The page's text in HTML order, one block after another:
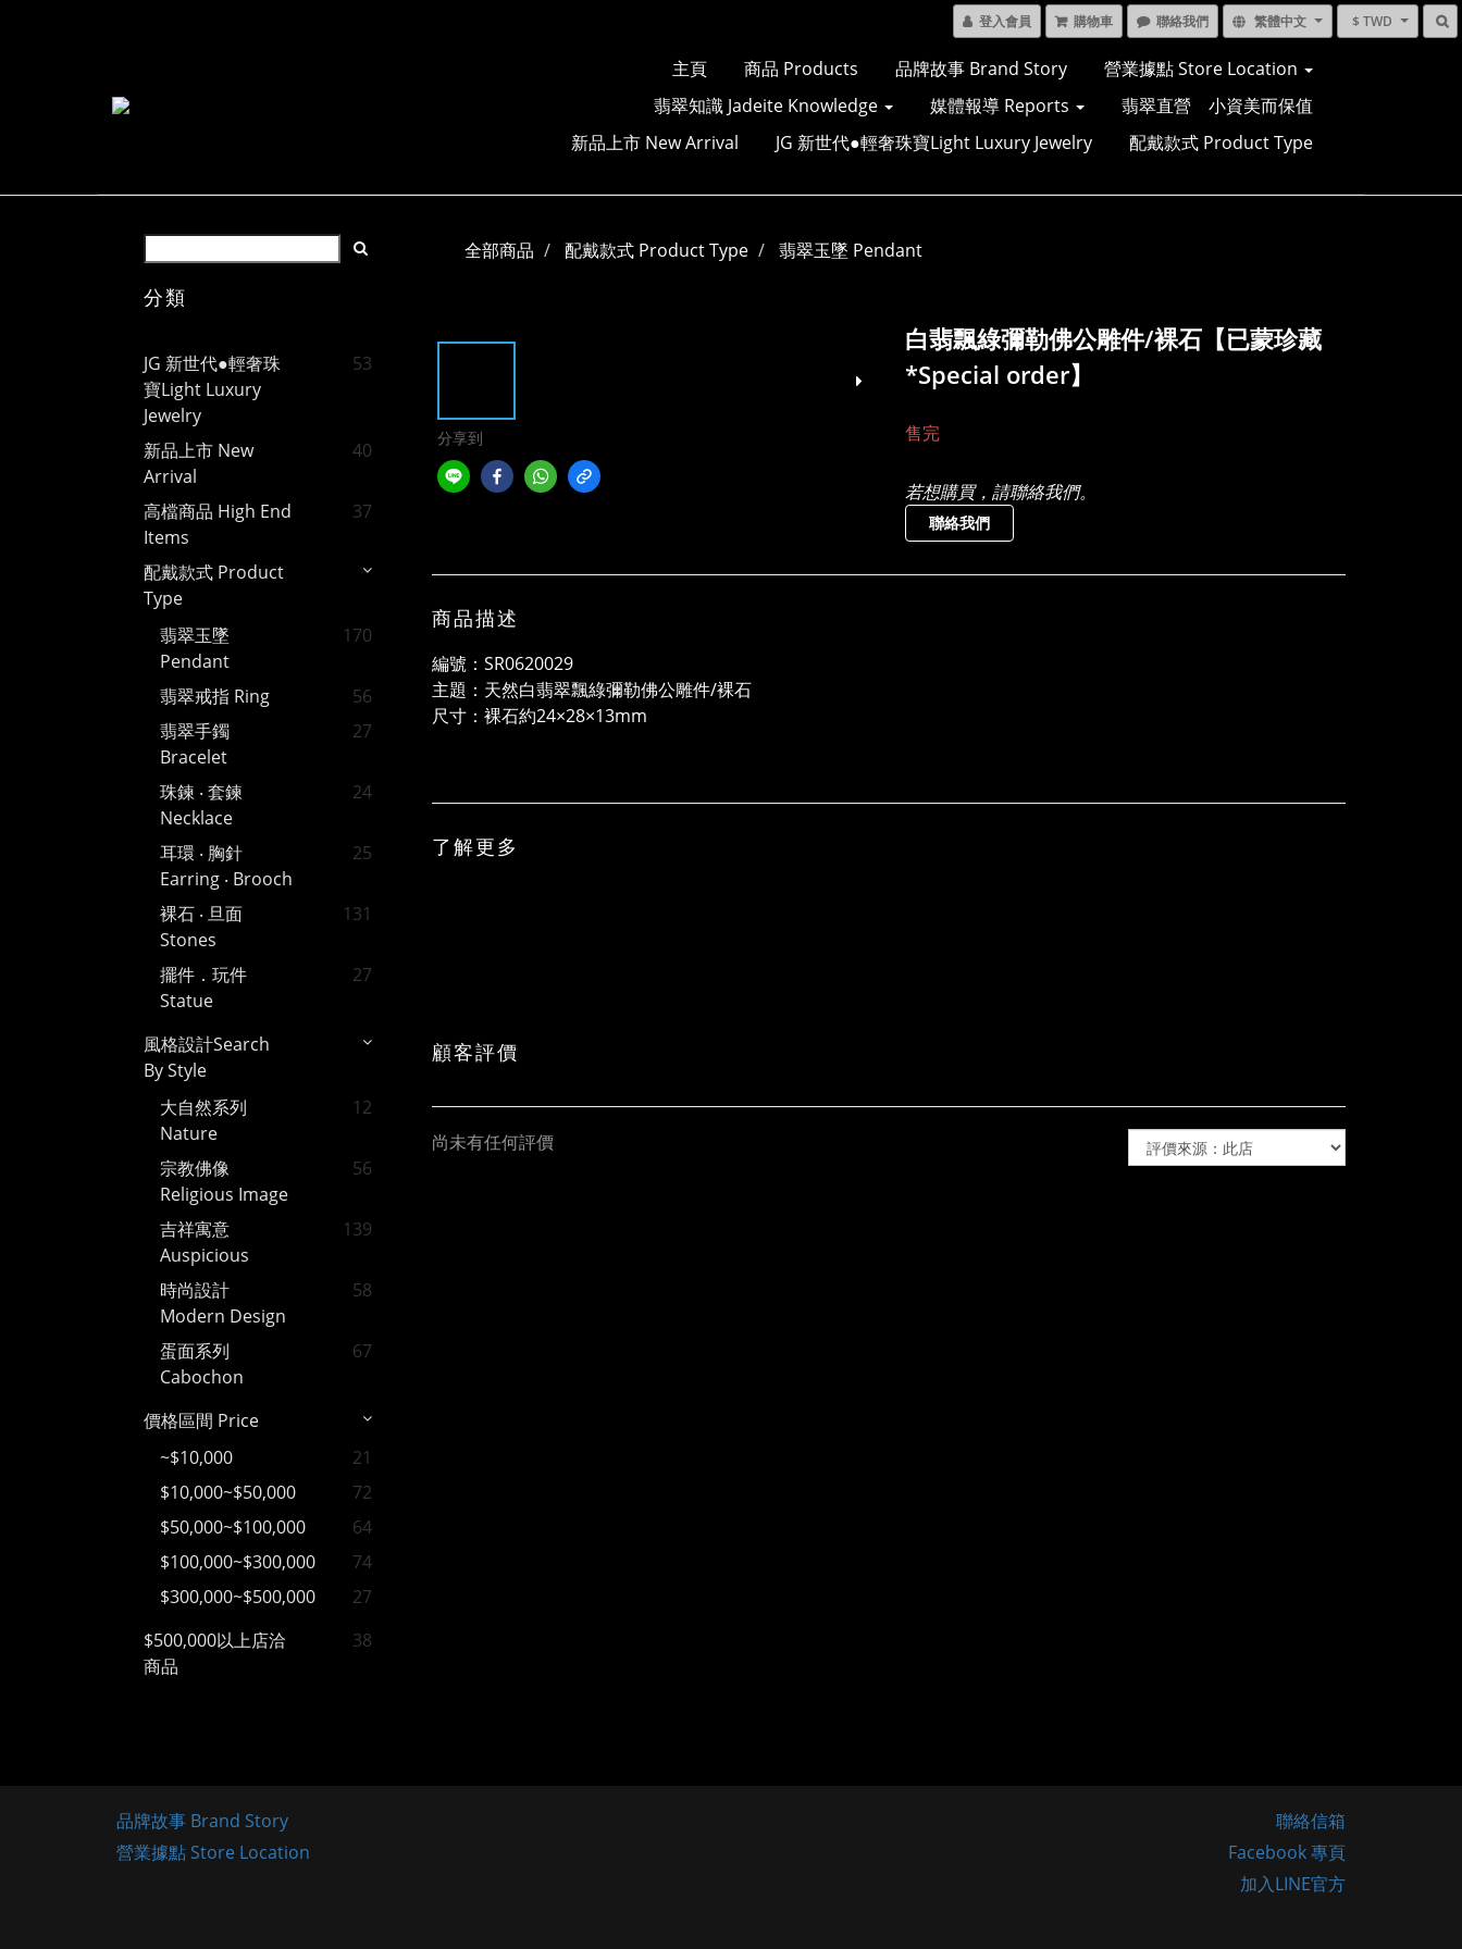
登入會員 購物車 聯絡我們 繁體中文 $ TWD
主頁 商品 Products 品牌故事 Brand Story
營業據點 Store Location
翡翠知識 Jadeite Knowledge
媒體報導 Reports
翡翠直營 小資美而保值
新品上市 New Arrival
JG 新世代●輕奢珠寶Light Luxury Jewelry 配戴款式 Product Type
分類
JG 新世代●輕奢珠
寶Light Luxury
Jewelry
53
新品上市 New
Arrival
40
高檔商品 High End
Items
37
配戴款式 Product
Type
翡翠玉墜
Pendant
170
翡翠戒指 Ring
56
翡翠手鐲
Bracelet
27
珠鍊 ‧ 套鍊
Necklace
24
耳環 ‧ 胸針
Earring ‧ Brooch
25
裸石 ‧ 旦面
Stones
131
擺件．玩件
Statue
27
風格設計Search
By Style
大自然系列
Nature
12
宗教佛像
Religious Image
56
吉祥寓意
Auspicious
139
時尚設計
Modern Design
58
蛋面系列
Cabochon
67
價格區間 Price
~$10,000
21
$10,000~$50,000
72
$50,000~$100,000
64
$100,000~$300,000
74
$300,000~$500,000
27
$500,000以上店洽
商品
38
全部商品 配戴款式 Product Type 翡翠玉墜 Pendant
分享到
白翡飄綠彌勒佛公雕件/裸石【已蒙珍藏
*Special order】
售完
若想購買，請聯絡我們。
聯絡我們
商品描述
編號：SR0620029
主題：天然白翡翠飄綠彌勒佛公雕件/裸石
尺寸：裸石約24×28×13mm
了解更多
顧客評價
尚未有任何評價
品牌故事 Brand Story
營業據點 Store Location
聯絡信箱
Facebook 專頁
加入LINE官方